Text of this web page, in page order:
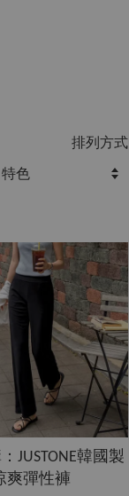
排列方式
JUSTONE韓國製
爽彈性褲